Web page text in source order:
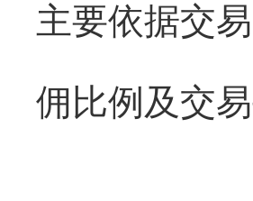
主要依据交
佣比例及交